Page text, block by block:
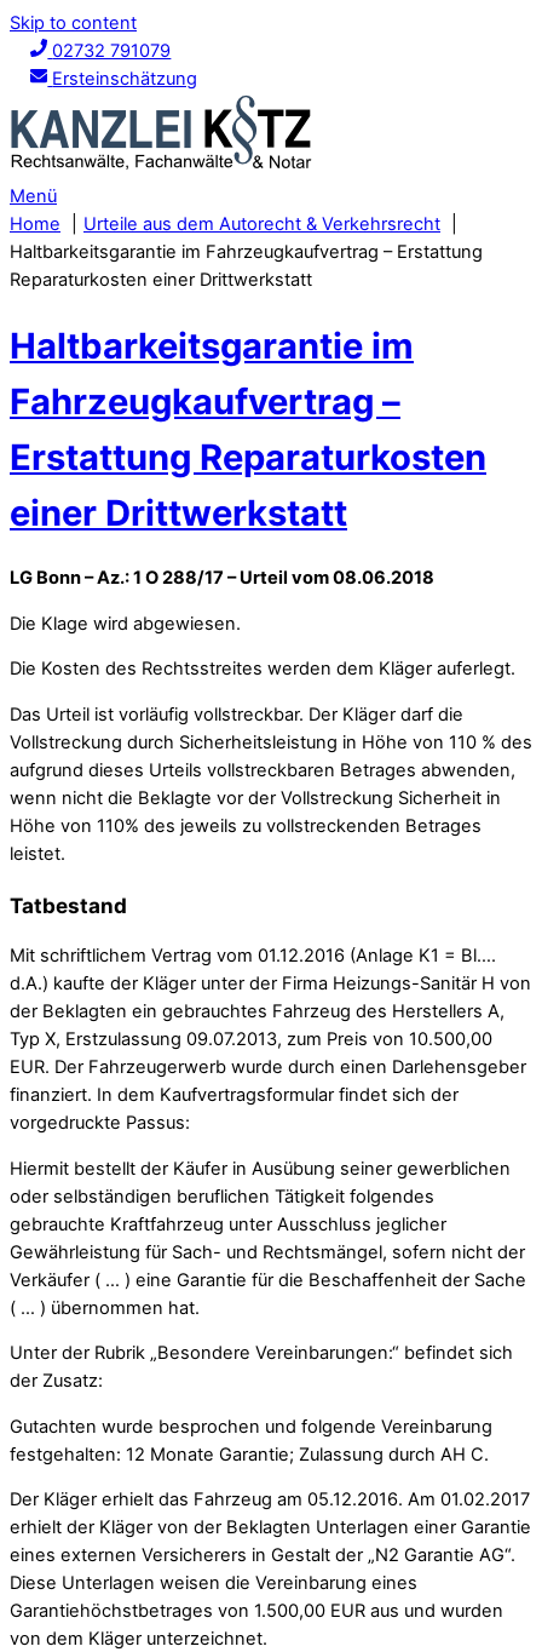
Skip to content
02732 791079
Ersteinschätzung
Menü
Home
Urteile aus dem Autorecht & Verkehrsrecht
Haltbarkeitsgarantie im Fahrzeugkaufvertrag – Erstattung
Reparaturkosten einer Drittwerkstatt
Haltbarkeitsgarantie im
Fahrzeugkaufvertrag –
Erstattung Reparaturkosten
einer Drittwerkstatt
LG Bonn – Az.: 1 O 288/17 – Urteil vom 08.06.2018
Die Klage wird abgewiesen.
Die Kosten des Rechtsstreites werden dem Kläger auferlegt.
Das Urteil ist vorläufig vollstreckbar. Der Kläger darf die
Vollstreckung durch Sicherheitsleistung in Höhe von 110 % des
aufgrund dieses Urteils vollstreckbaren Betrages abwenden,
wenn nicht die Beklagte vor der Vollstreckung Sicherheit in
Höhe von 110% des jeweils zu vollstreckenden Betrages
leistet.
Tatbestand
Mit schriftlichem Vertrag vom 01.12.2016 (Anlage K1 = Bl….
d.A.) kaufte der Kläger unter der Firma Heizungs-Sanitär H von
der Beklagten ein gebrauchtes Fahrzeug des Herstellers A,
Typ X, Erstzulassung 09.07.2013, zum Preis von 10.500,00
EUR. Der Fahrzeugerwerb wurde durch einen Darlehensgeber
finanziert. In dem Kaufvertragsformular findet sich der
vorgedruckte Passus:
Hiermit bestellt der Käufer in Ausübung seiner gewerblichen
oder selbständigen beruflichen Tätigkeit folgendes
gebrauchte Kraftfahrzeug unter Ausschluss jeglicher
Gewährleistung für Sach- und Rechtsmängel, sofern nicht der
Verkäufer ( … ) eine Garantie für die Beschaffenheit der Sache
( … ) übernommen hat.
Unter der Rubrik „Besondere Vereinbarungen:“ befindet sich
der Zusatz:
Gutachten wurde besprochen und folgende Vereinbarung
festgehalten: 12 Monate Garantie; Zulassung durch AH C.
Der Kläger erhielt das Fahrzeug am 05.12.2016. Am 01.02.2017
erhielt der Kläger von der Beklagten Unterlagen einer Garantie
eines externen Versicherers in Gestalt der „N2 Garantie AG“.
Diese Unterlagen weisen die Vereinbarung eines
Garantiehöchstbetrages von 1.500,00 EUR aus und wurden
von dem Kläger unterzeichnet.